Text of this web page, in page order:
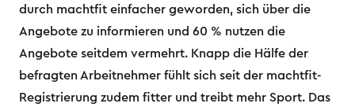
durch machtfit einfacher geworden, sich über die
Angebote zu informieren und 60 % nutzen die
Angebote seitdem vermehrt. Knapp die Hälfe der
befragten Arbeitnehmer fühlt sich seit der machtfit-
Registrierung zudem fitter und treibt mehr Sport. Das